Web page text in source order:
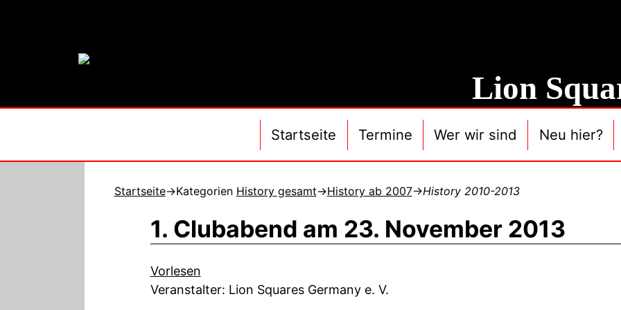
Lion
Startseite Termine Wer wir sind Neu hier?
Startseite→Kategorien History gesamt→History ab 2007→History 2010-2013
1. Clubabend am 23. November 2013
Vorlesen
Veranstalter: Lion Squares Germany e. V.